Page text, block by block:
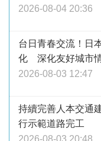
2026-08-04 20:36
台日青春交流！日
化 深化友好城市
2026-08-03 12:47
持續完善人本交通
行示範道路完工
2026-08-03 20:48